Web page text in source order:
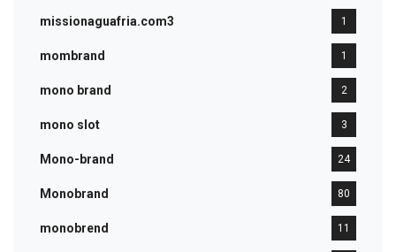
missionaguafria.com3 1
mombrand 1
mono brand 2
mono slot 3
Mono-brand 24
Monobrand 80
monobrend 11